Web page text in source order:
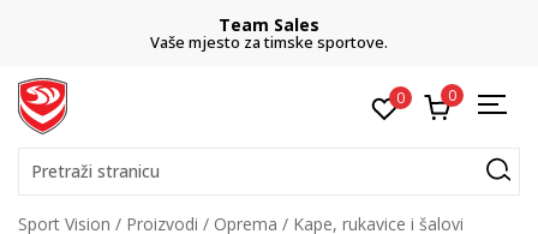
Team Sales
Vaše mjesto za timske sportove.
0 0
Pretraži stranicu
Sport Vision Proizvodi Oprema
Kape, rukavice i šalovi